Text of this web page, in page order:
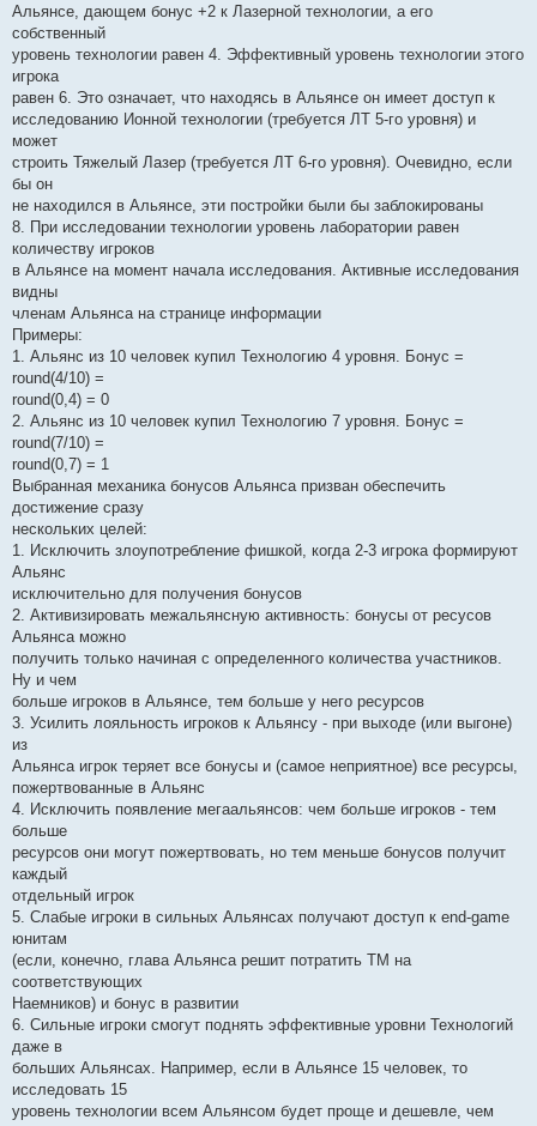
Альянсе, дающем бонус +2 к Лазерной технологии, а его
собственный
уровень технологии равен 4. Эффективный уровень технологии этого
игрока
равен 6. Это означает, что находясь в Альянсе он имеет доступ к
исследованию Ионной технологии (требуется ЛТ 5-го уровня) и
может
строить Тяжелый Лазер (требуется ЛТ 6-го уровня). Очевидно, если
бы он
не находился в Альянсе, эти постройки были бы заблокированы
8. При исследовании технологии уровень лаборатории равен
количеству игроков
в Альянсе на момент начала исследования. Активные исследования
видны
членам Альянса на странице информации
Примеры:
1. Альянс из 10 человек купил Технологию 4 уровня. Бонус =
round(4/10) =
round(0,4) = 0
2. Альянс из 10 человек купил Технологию 7 уровня. Бонус =
round(7/10) =
round(0,7) = 1
Выбранная механика бонусов Альянса призван обеспечить
достижение сразу
нескольких целей:
1. Исключить злоупотребление фишкой, когда 2-3 игрока формируют
Альянс
исключительно для получения бонусов
2. Активизировать межальянсную активность: бонусы от ресусов
Альянса можно
получить только начиная с определенного количества участников.
Ну и чем
больше игроков в Альянсе, тем больше у него ресурсов
3. Усилить лояльность игроков к Альянсу - при выходе (или выгоне)
из
Альянса игрок теряет все бонусы и (самое неприятное) все ресурсы,
пожертвованные в Альянс
4. Исключить появление мегаальянсов: чем больше игроков - тем
больше
ресурсов они могут пожертвовать, но тем меньше бонусов получит
каждый
отдельный игрок
5. Слабые игроки в сильных Альянсах получают доступ к end-game
юнитам
(если, конечно, глава Альянса решит потратить ТМ на
соответствующих
Наемников) и бонус в развитии
6. Сильные игроки смогут поднять эффективные уровни Технологий
даже в
больших Альянсах. Например, если в Альянсе 15 человек, то
исследовать 15
уровень технологии всем Альянсом будет проще и дешевле, чем